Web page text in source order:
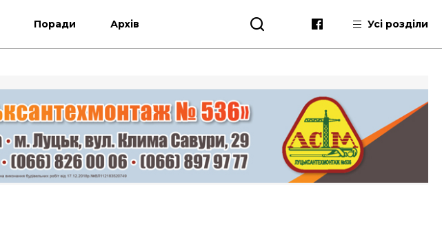
Поради Архів Усі розділи